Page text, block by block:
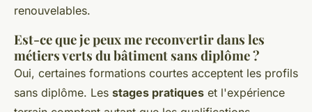
renouvelables.
Est-ce que je peux me reconvertir dans les
métiers verts du bâtiment sans diplôme ?
Oui, certaines formations courtes acceptent les profils
sans diplôme. Les stages pratiques et l'expérience